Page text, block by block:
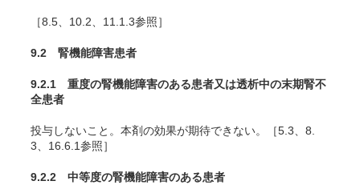
［8.5、10.2、11.1.3参照］
9.2 腎機能障害患者
9.2.1 重度の腎機能障害のある患者又は透析中の末期腎不
全患者
投与しないこと。本剤の効果が期待できない。［5.3、8.
3、16.6.1参照］
9.2.2 中等度の腎機能障害のある患者